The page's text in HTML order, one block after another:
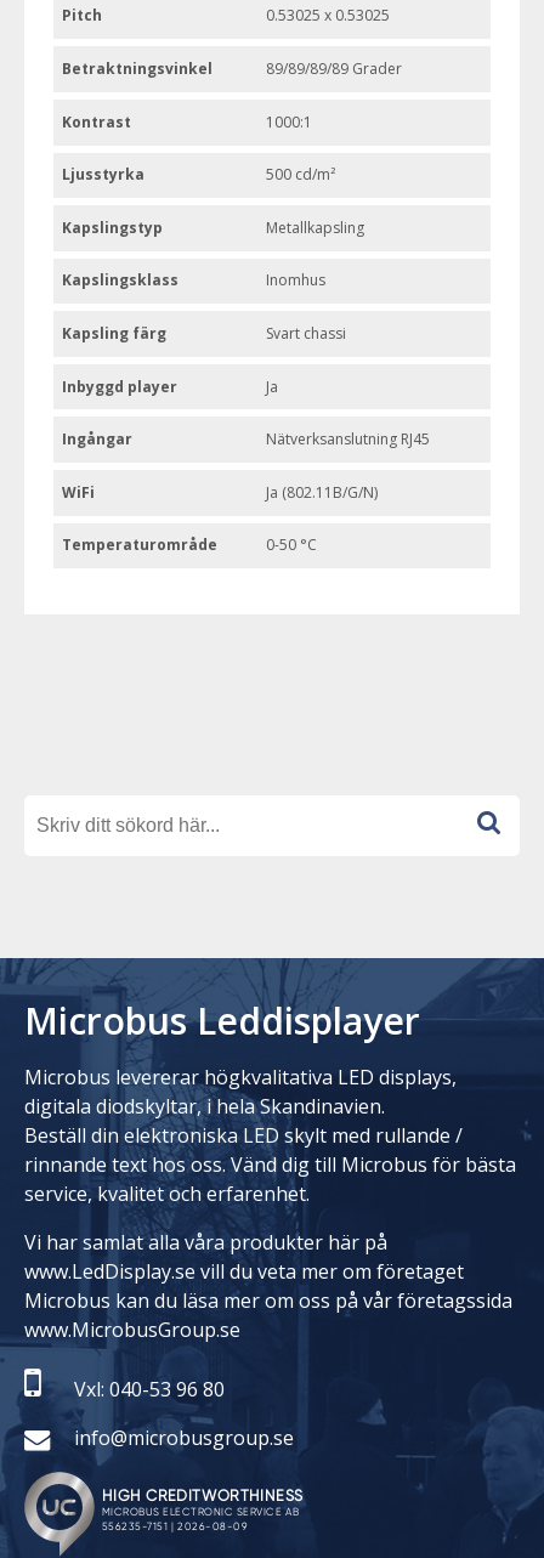
Pitch 0.53025 x 0.53025
Betraktningsvinkel 89/89/89/89 Grader
Kontrast 1000:1
Ljusstyrka 500 cd/m²
Kapslingstyp Metallkapsling
Kapslingsklass Inomhus
Kapsling färg Svart chassi
Inbyggd player Ja
Ingångar Nätverksanslutning RJ45
WiFi Ja (802.11B/G/N)
Temperaturområde 0-50 °C
Microbus Leddisplayer
Microbus levererar högkvalitativa LED displays,
digitala diodskyltar, i hela Skandinavien.
Beställ din elektroniska LED skylt med rullande /
rinnande text hos oss. Vänd dig till Microbus för bästa
service, kvalitet och erfarenhet.
Vi har samlat alla våra produkter här på
www.LedDisplay.se vill du veta mer om företaget
Microbus kan du läsa mer om oss på vår företagssida
www.MicrobusGroup.se
Vxl: 040-53 96 80
info@microbusgroup.se